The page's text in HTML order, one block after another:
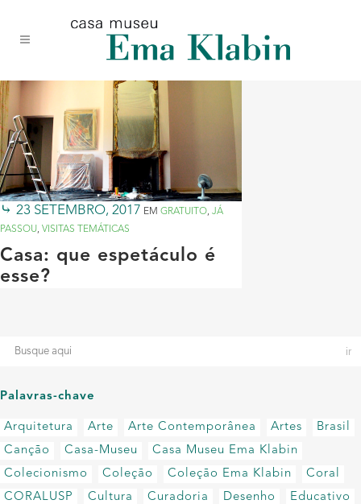
conteúdo
navegação
site
23 SETEMBRO, 2017 EM GRATUITO, JÁ
PASSOU, VISITAS TEMÁTICAS
Casa: que espetáculo é
esse?
Palavras-chave
Arquitetura Arte Arte Contemporânea Artes
Brasil
Canção
Casa-Museu
Casa Museu Ema Klabin
Colecionismo
Coleção Coleção Ema Klabin
Coral
CORALUSP
Cultura Curadoria Desenho
Educativo